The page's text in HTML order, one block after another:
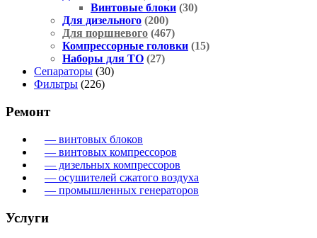
Винтовые блоки (30)
Для дизельного (200)
Для поршневого (467)
Компрессорные головки (15)
Наборы для ТО (27)
Сепараторы (30)
Фильтры (226)
Ремонт
— винтовых блоков
— винтовых компрессоров
— дизельных компрессоров
— осушителей сжатого воздуха
— промышленных генераторов
Услуги